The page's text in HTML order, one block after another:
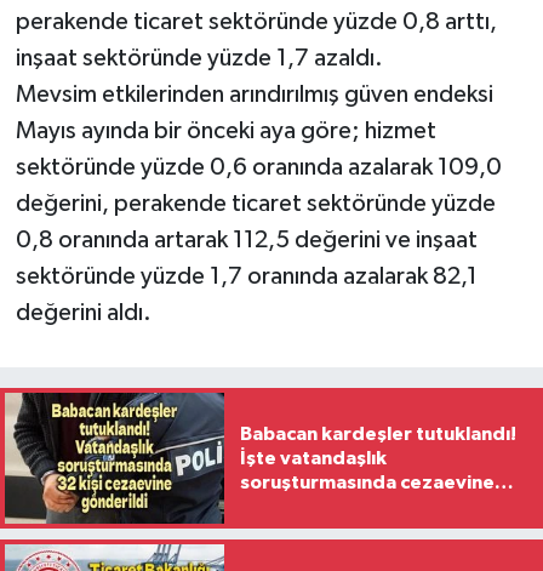
perakende ticaret sektöründe yüzde 0,8 arttı,
inşaat sektöründe yüzde 1,7 azaldı.
Mevsim etkilerinden arındırılmış güven endeksi
Mayıs ayında bir önceki aya göre; hizmet
sektöründe yüzde 0,6 oranında azalarak 109,0
değerini, perakende ticaret sektöründe yüzde
0,8 oranında artarak 112,5 değerini ve inşaat
sektöründe yüzde 1,7 oranında azalarak 82,1
değerini aldı.
Babacan kardeşler tutuklandı!
İşte vatandaşlık
soruşturmasında cezaevine